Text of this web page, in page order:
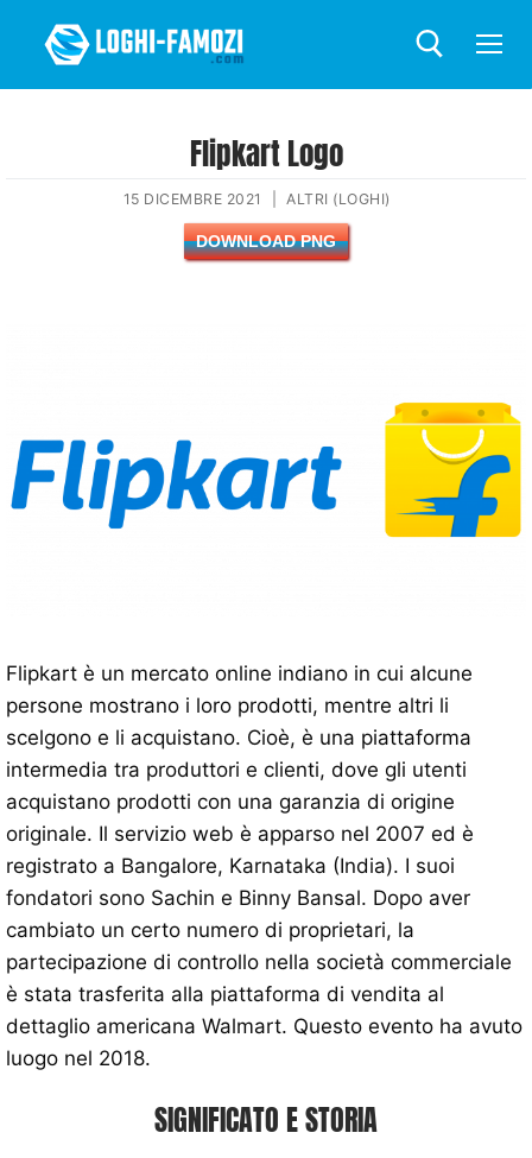
Flipkart Logo
15 DICEMBRE 2021 ALTRI (LOGHI)
DOWNLOAD PNG
Flipkart è un mercato online indiano in cui alcune
persone mostrano i loro prodotti, mentre altri li
scelgono e li acquistano. Cioè, è una piattaforma
intermedia tra produttori e clienti, dove gli utenti
acquistano prodotti con una garanzia di origine
originale. Il servizio web è apparso nel 2007 ed è
registrato a Bangalore, Karnataka (India). I suoi
fondatori sono Sachin e Binny Bansal. Dopo aver
cambiato un certo numero di proprietari, la
partecipazione di controllo nella società commerciale
è stata trasferita alla piattaforma di vendita al
dettaglio americana Walmart. Questo evento ha avuto
luogo nel 2018.
SIGNIFICATO E STORIA